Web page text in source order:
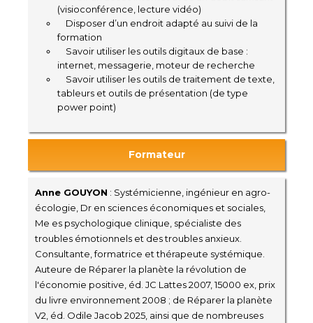
(visioconférence, lecture vidéo)
Disposer d’un endroit adapté au suivi de la
formation
Savoir utiliser les outils digitaux de base :
internet, messagerie, moteur de recherche
Savoir utiliser les outils de traitement de texte,
tableurs et outils de présentation (de type
power point)
Formateur
Anne GOUYON : Systémicienne, ingénieur en agro-
écologie, Dr en sciences économiques et sociales,
Me es psychologique clinique, spécialiste des
troubles émotionnels et des troubles anxieux.
Consultante, formatrice et thérapeute systémique.
Auteure de Réparer la planète la révolution de
l'économie positive, éd. JC Lattes 2007, 15000 ex, prix
du livre environnement 2008 ; de Réparer la planète
V2, éd. Odile Jacob 2025, ainsi que de nombreuses